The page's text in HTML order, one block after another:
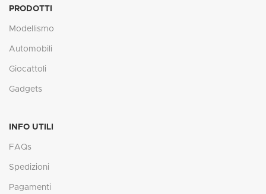
PRODOTTI
Modellismo
Automobili
Giocattoli
Gadgets
INFO UTILI
FAQs
Spedizioni
Pagamenti